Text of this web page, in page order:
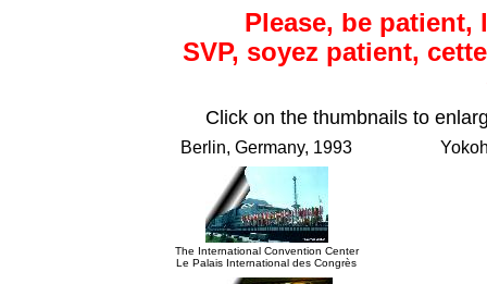
Please, be patient,
SVP, soyez patient,
Click on the thumbnails to
Berlin, Germany, 1993
The International Convention Center
Le Palais International des Congrès